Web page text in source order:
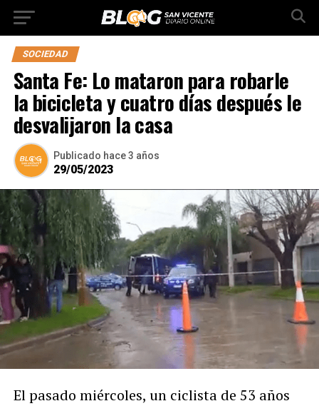
SOCIEDAD
Santa Fe: Lo mataron para robarle
la bicicleta y cuatro días después le
desvalijaron la casa
Publicado hace 3 años
29/05/2023
El pasado miércoles, un ciclista de 53 años